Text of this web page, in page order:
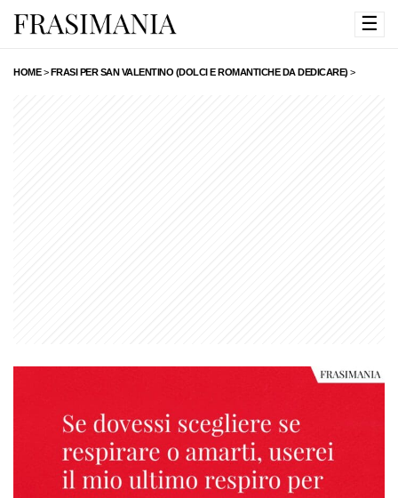
☰
HOME>FRASI PER SAN VALENTINO (DOLCI E ROMANTICHE DA DEDICARE) >